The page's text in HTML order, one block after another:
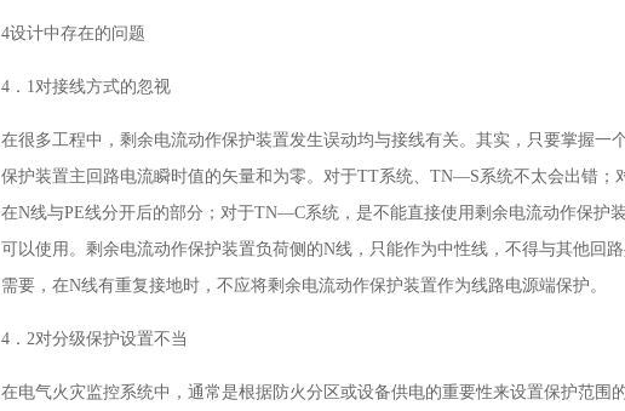
4设计中存在的问题
4．1对接线方式的忽视
在很多工程中，剩余电流动作保护装置发生误动均与接线有关。其实，只要掌握一
保护装置主回路电流瞬时值的矢量和为零。对于TT系统、TN—S系统不太会出错
在N线与PE线分开后的部分；对于TN—C系统，是不能直接使用剩余电流动作保
可以使用。剩余电流动作保护装置负荷侧的N线，只能作为中性线，不得与其他回
需要，在N线有重复接地时，不应将剩余电流动作保护装置作为线路电源端保护。
4．2对分级保护设置不当
在电气火灾监控系统中，通常是根据防火分区或设备供电的重要性来设置保护范围